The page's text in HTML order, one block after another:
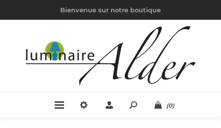
Bienvenue sur notre boutique
(0)